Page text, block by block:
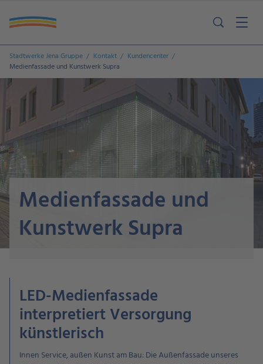
Stadtwerke Jena Gruppe Kontakt
Kundencenter
Medienfassade und Kunstwerk Supra
Medienfassade und
Kunstwerk Supra
LED-Medienfassade
interpretiert Versorgung
künstlerisch
Innen Service, außen Kunst am Bau: Die Außenfassade unseres